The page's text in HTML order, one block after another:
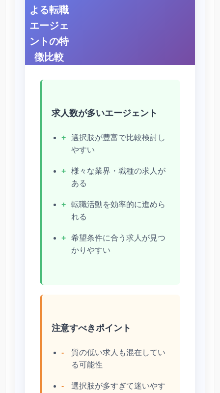
よる転職
エージェ
ントの特
徴比較
求人数が多いエージェント
選択肢が豊富で比較検討し
やすい
様々な業界・職種の求人が
ある
転職活動を効率的に進めら
れる
希望条件に合う求人が見つ
かりやすい
注意すべきポイント
質の低い求人も混在してい
る可能性
選択肢が多すぎて迷いやす